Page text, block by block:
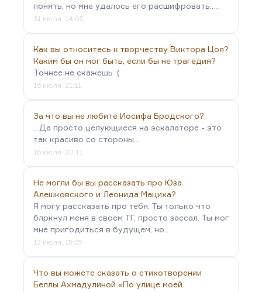
понять, но мне удалось его расшифровать:…
31 июля, 14:05
Как вы относитесь к творчеству Виктора Цоя?
Каким бы он мог быть, если бы не трагедия?
Точнее не скажешь :(
16 июля, 21:11
За что вы не любите Иосифа Бродского?
...Да просто целующиеся на эскалаторе - это
так красиво со стороны...
16 июля, 20:11
Не могли бы вы рассказать про Юза
Алешковского и Леонида Мациха?
Я могу рассказать про тебя. Ты только что
блркнул меня в своём ТГ, просто зассал. Ты мог
мне пригодиться в будущем, но…
12 июля, 15:25
Что вы можете сказать о стихотворении
Беллы Ахмадулиной «По улице моей